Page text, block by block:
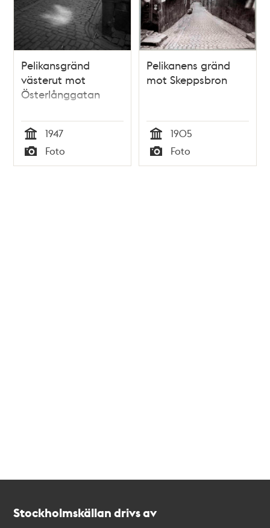
Pelikansgränd
västerut mot
Österlånggatan
Tid
1947
Typ
Foto
Pelikanens gränd
mot Skeppsbron
Tid
1905
Typ
Foto
Stockholmskällan drivs av